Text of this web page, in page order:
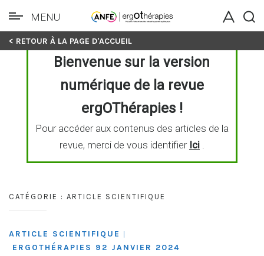
Skip
MENU
< RETOUR À LA PAGE D'ACCUEIL
Bienvenue sur la version
numérique de la revue
ergOThérapies !
Pour accéder aux contenus des articles de la
revue, merci de vous identifier Ici.
CATÉGORIE : ARTICLE SCIENTIFIQUE
ARTICLE SCIENTIFIQUE |
ERGOTHÉRAPIES 92 JANVIER 2024